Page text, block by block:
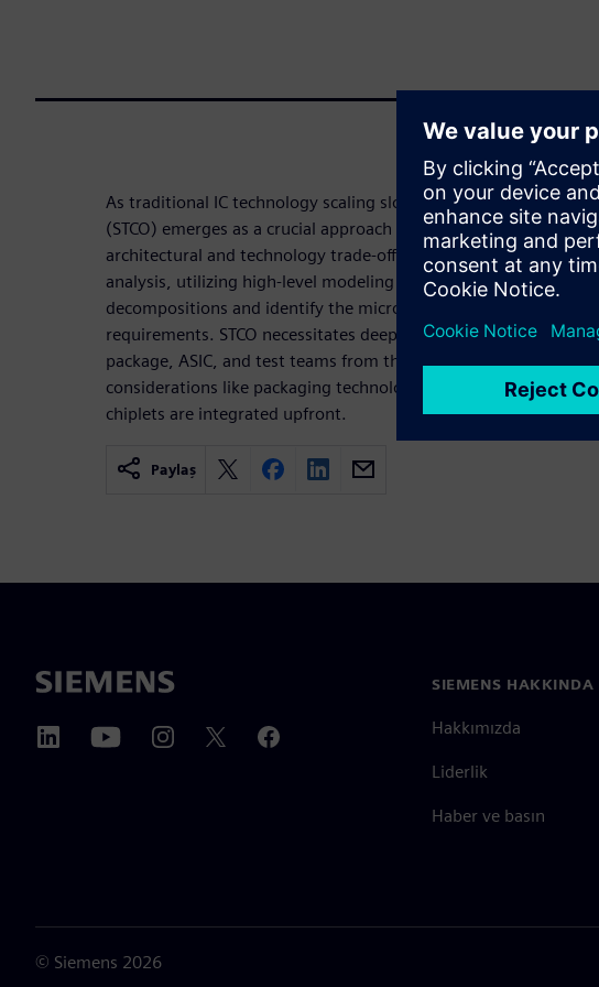
As traditional IC technology scaling slows, System Technology
(STCO) emerges as a crucial approach to extend design scaling
architectural and technology trade-offs. This process relies
analysis, utilizing high-level modeling to evaluate numerous
decompositions and identify the microarchitecture that best
requirements. STCO necessitates deep collaboration across
package, ASIC, and test teams from the planning phase,
considerations like packaging technologies, available IP, and off-
chiplets are integrated upfront.
Paylaş
SIEMENS HAKKINDA
Hakkımızda
Liderlik
Haber ve basın
© Siemens 2026